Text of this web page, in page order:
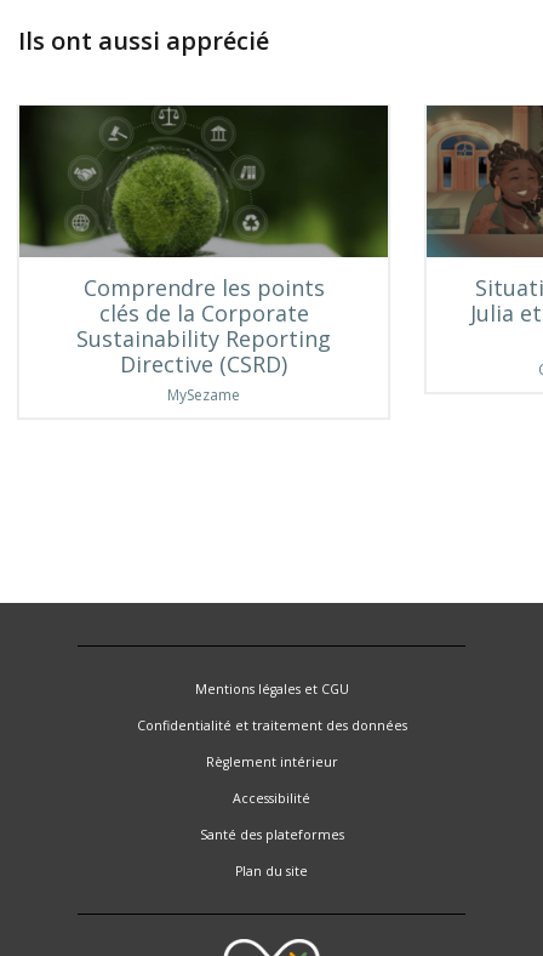
Ils ont aussi apprécié
Comprendre les points
clés de la Corporate
Sustainability Reporting
Directive (CSRD)
MySezame
Julia
Mentions légales et CGU
Confidentialité et traitement des données
Règlement intérieur
Accessibilité
Santé des plateformes
Plan du site